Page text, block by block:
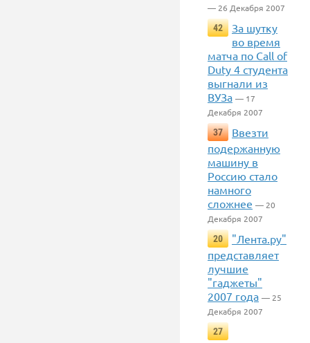
— 26 Декабря 2007
42
За шутку
во время
матча по Call of
Duty 4 студента
выгнали из
ВУЗа — 17
Декабря 2007
37
Ввезти
подержанную
машину в
Россию стало
намного
сложнее — 20
Декабря 2007
20
"Лента.ру"
представляет
лучшие
"гаджеты"
2007 года — 25
Декабря 2007
27